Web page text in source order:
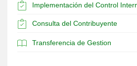
Implementación del Control
Consulta del Contribuyente
Transferencia de Gestion